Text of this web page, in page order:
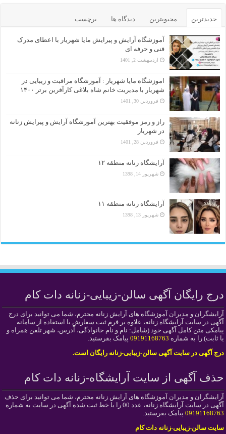
جدیدترین محبوبترین دیدگاه ها برچسب
آموزشگاه آرایش و پیرایش مایا شهریار با اعطای مدرک
فنی و حرفه ای
اردیبهشت 2, 1401
اموزشگاه مایا شهریار : آموزشگاه مراقبت و زیبایی در
شهریار با مدیریت خانم شاه بلاغی کارآفرین برتر ۱۴۰۰
فروردین 30, 1401
راز و رمز موفقیت بهترین آموزشگاه آرایش و پیرایش زنانه
در شهریار
فروردین 28, 1401
آرایشگاه زنانه منطقه ۱۲
شهریور 14, 1398
آرایشگاه زنانه منطقه ۱۱
شهریور 13, 1398
درج رایگان آگهی سالن-زیبایی-زنانه دات کام
آرایشگران و مدیران آموزشگاه های آرایش زنانه محترم، شما می توانید برای درج
آگهی در سایت آرایشگاه زنانه، علاوه بر فرم ثبت سفارش با استفاده از سامانه
پیامکی متن کامل آگهی خود (شامل: نام و نام خانوادگی، آدرس، شهر تلفن همراه و
یا ثابت) را به شماره 09191168763 پیامک بفرستید.
درج آگهی در سایت آگهی سالن-زیبایی-زنانه رایگان است.
حذف آگهی از سایت آرایشگاه-زنانه دات کام
آرایشگران و مدیران آموزشگاه های آرایش زنانه محترم، شما می توانید برای حذف
آگهی در سایت آرایشگاه زنانه، عدد 00 را با خط ثبت شده آگهی در سایت به شماره
09191168763 پیامک بفرستید.
سایت سالن-زیبایی-زنانه دات کام